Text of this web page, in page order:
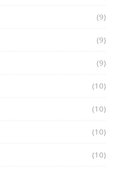
(9)
(9)
(9)
(10)
(10)
(10)
(10)